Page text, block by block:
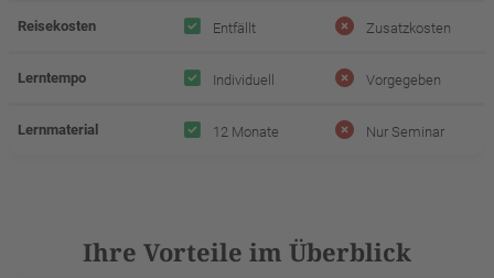
Reisekosten Entfällt Zusatzkosten
Lerntempo Individuell Vorgegeben
Lernmaterial 12 Monate Nur Seminar
Ihre Vorteile im Überblick